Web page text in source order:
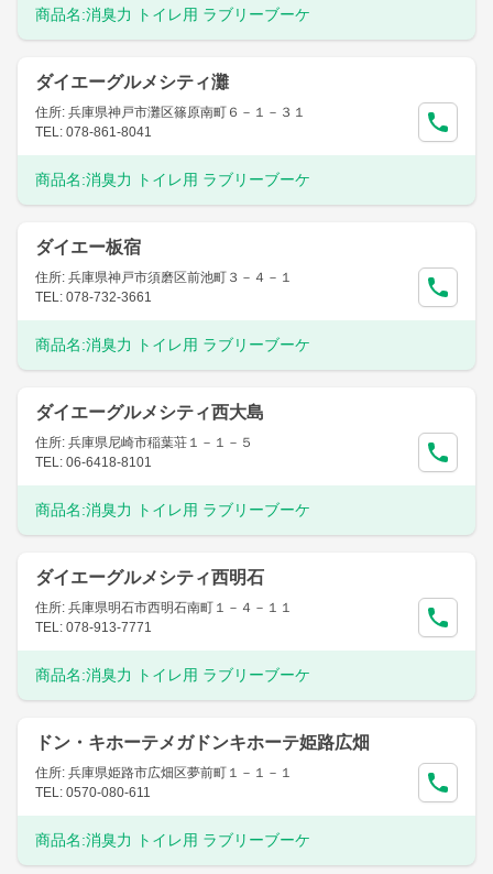
商品名:消臭力 トイレ用 ラブリーブーケ
ダイエーグルメシティ灘
住所: 兵庫県神戸市灘区篠原南町６－１－３１
TEL: 078-861-8041
商品名:消臭力 トイレ用 ラブリーブーケ
ダイエー板宿
住所: 兵庫県神戸市須磨区前池町３－４－１
TEL: 078-732-3661
商品名:消臭力 トイレ用 ラブリーブーケ
ダイエーグルメシティ西大島
住所: 兵庫県尼崎市稲葉荘１－１－５
TEL: 06-6418-8101
商品名:消臭力 トイレ用 ラブリーブーケ
ダイエーグルメシティ西明石
住所: 兵庫県明石市西明石南町１－４－１１
TEL: 078-913-7771
商品名:消臭力 トイレ用 ラブリーブーケ
ドン・キホーテメガドンキホーテ姫路広畑
住所: 兵庫県姫路市広畑区夢前町１－１－１
TEL: 0570-080-611
商品名:消臭力 トイレ用 ラブリーブーケ